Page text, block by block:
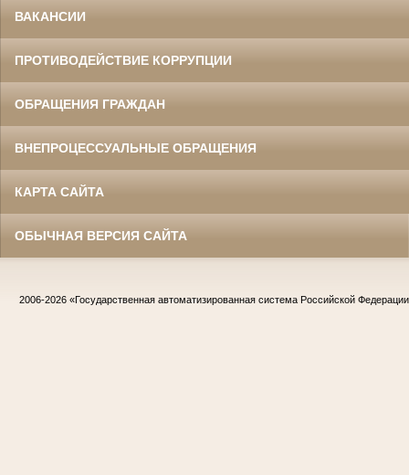
ВАКАНСИИ
ПРОТИВОДЕЙСТВИЕ КОРРУПЦИИ
ОБРАЩЕНИЯ ГРАЖДАН
ВНЕПРОЦЕССУАЛЬНЫЕ ОБРАЩЕНИЯ
КАРТА САЙТА
ОБЫЧНАЯ ВЕРСИЯ САЙТА
2006-2026 «Государственная автоматизированная система Российской